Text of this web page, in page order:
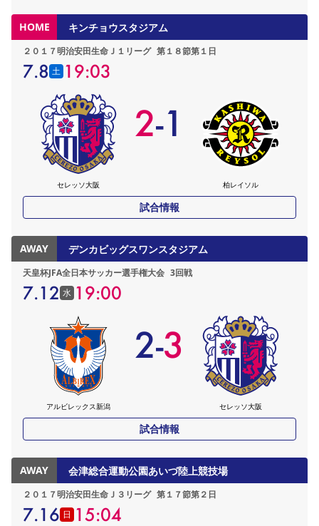
HOME キンチョウスタジアム
２０１７明治安田生命Ｊ１リーグ 第１８節第１日
7.8 土 19:03
セレッソ大阪
2-1
柏レイソル
試合情報
AWAY デンカビッグスワンスタジアム
天皇杯JFA全日本サッカー選手権大会 3回戦
7.12 水 19:00
アルビレックス新潟
2-3
セレッソ大阪
試合情報
AWAY 会津総合運動公園あいづ陸上競技場
２０１７明治安田生命Ｊ３リーグ 第１７節第２日
7.16 日 15:04